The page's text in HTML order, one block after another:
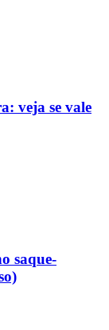
veja se vale
saque-